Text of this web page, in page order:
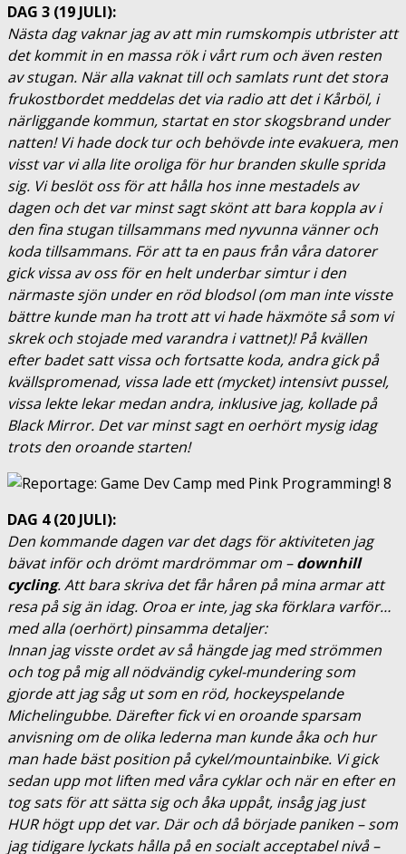
DAG 3 (19 JULI):
Nästa dag vaknar jag av att min rumskompis utbrister att
det kommit in en massa rök i vårt rum och även resten
av stugan. När alla vaknat till och samlats runt det stora
frukostbordet meddelas det via radio att det i Kårböl, i
närliggande kommun, startat en stor skogsbrand under
natten! Vi hade dock tur och behövde inte evakuera, men
visst var vi alla lite oroliga för hur branden skulle sprida
sig. Vi beslöt oss för att hålla hos inne mestadels av
dagen och det var minst sagt skönt att bara koppla av i
den fina stugan tillsammans med nyvunna vänner och
koda tillsammans. För att ta en paus från våra datorer
gick vissa av oss för en helt underbar simtur i den
närmaste sjön under en röd blodsol (om man inte visste
bättre kunde man ha trott att vi hade häxmöte så som vi
skrek och stojade med varandra i vattnet)! På kvällen
efter badet satt vissa och fortsatte koda, andra gick på
kvällspromenad, vissa lade ett (mycket) intensivt pussel,
vissa lekte lekar medan andra, inklusive jag, kollade på
Black Mirror. Det var minst sagt en oerhört mysig idag
trots den oroande starten!
DAG 4 (20 JULI):
Den kommande dagen var det dags för aktiviteten jag
bävat inför och drömt mardrömmar om –downhill
cycling. Att bara skriva det får håren på mina armar att
resa på sig än idag. Oroa er inte, jag ska förklara varför…
med alla (oerhört) pinsamma detaljer:
Innan jag visste ordet av så hängde jag med strömmen
och tog på mig all nödvändig cykel-mundering som
gjorde att jag såg ut som en röd, hockeyspelande
Michelingubbe. Därefter fick vi en oroande sparsam
anvisning om de olika lederna man kunde åka och hur
man hade bäst position på cykel/mountainbike. Vi gick
sedan upp mot liften med våra cyklar och när en efter en
tog sats för att sätta sig och åka uppåt, insåg jag just
HUR högt upp det var. Där och då började paniken – som
jag tidigare lyckats hålla på en socialt acceptabel nivå –